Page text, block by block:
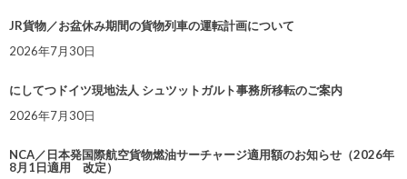
JR貨物／お盆休み期間の貨物列車の運転計画について
2026年7月30日
にしてつドイツ現地法人 シュツットガルト事務所移転のご案内
2026年7月30日
NCA／日本発国際航空貨物燃油サーチャージ適用額のお知らせ（2026年
8月1日適用 改定）